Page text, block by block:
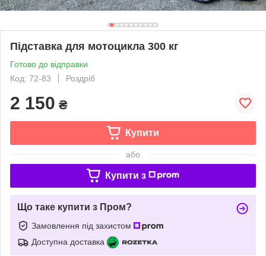
Підставка для мотоцикла 300 кг
Готово до відправки
Код: 72-83
Роздріб
2 150 ₴
Купити
або
Купити з
Що таке купити з Пром?
Замовлення під захистом
Доступна доставка